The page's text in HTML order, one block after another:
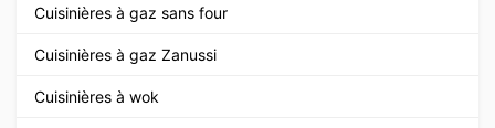
Cuisinières à gaz sans four
Cuisinières à gaz Zanussi
Cuisinières à wok